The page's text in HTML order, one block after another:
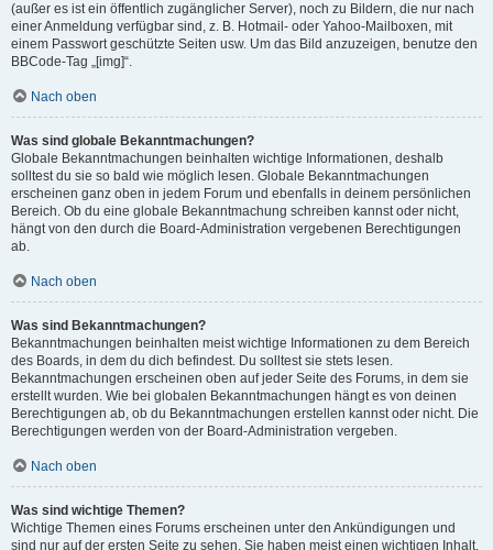
(außer es ist ein öffentlich zugänglicher Server), noch zu Bildern, die nur nach
einer Anmeldung verfügbar sind, z. B. Hotmail- oder Yahoo-Mailboxen, mit
einem Passwort geschützte Seiten usw. Um das Bild anzuzeigen, benutze den
BBCode-Tag „[img]“.
Nach oben
Was sind globale Bekanntmachungen?
Globale Bekanntmachungen beinhalten wichtige Informationen, deshalb
solltest du sie so bald wie möglich lesen. Globale Bekanntmachungen
erscheinen ganz oben in jedem Forum und ebenfalls in deinem persönlichen
Bereich. Ob du eine globale Bekanntmachung schreiben kannst oder nicht,
hängt von den durch die Board-Administration vergebenen Berechtigungen
ab.
Nach oben
Was sind Bekanntmachungen?
Bekanntmachungen beinhalten meist wichtige Informationen zu dem Bereich
des Boards, in dem du dich befindest. Du solltest sie stets lesen.
Bekanntmachungen erscheinen oben auf jeder Seite des Forums, in dem sie
erstellt wurden. Wie bei globalen Bekanntmachungen hängt es von deinen
Berechtigungen ab, ob du Bekanntmachungen erstellen kannst oder nicht. Die
Berechtigungen werden von der Board-Administration vergeben.
Nach oben
Was sind wichtige Themen?
Wichtige Themen eines Forums erscheinen unter den Ankündigungen und
sind nur auf der ersten Seite zu sehen. Sie haben meist einen wichtigen Inhalt,